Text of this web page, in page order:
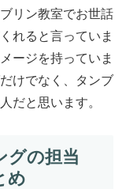
リン教室でお世話
れると言っていま
ージを持っていま
けでなく、タンブ
だと思います。
グの担当
め